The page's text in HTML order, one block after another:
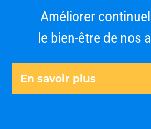
Améliorer
le bien-être de nos
En savoir plus